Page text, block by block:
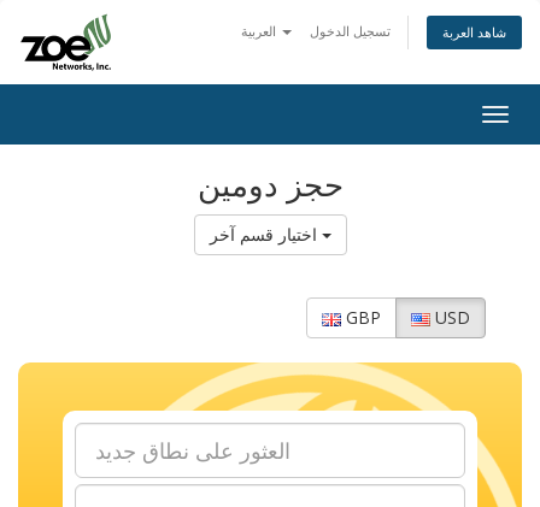
تسجيل الدخول شاهد العربة
حجز دومين
GBP USD